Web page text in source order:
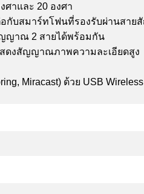
ศาและ 20 องศา
อกับสมาร์ทโฟนที่รองรับผ่านสา
ญญาณ 2 สายได้พร้อมกัน
สดงสัญญาณภาพความละเอียดสูง
Miracast) ด้วย USB